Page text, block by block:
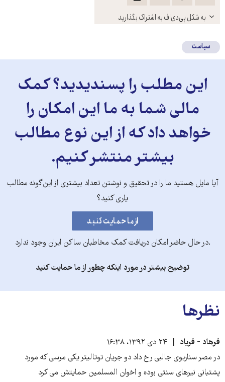
باز
کنید
به شکل پی‌دی‌اف به اشتراک بگذارید
سیاست
این مطلب را پسندیدید؟ کمک
مالی شما به ما این امکان را
خواهد داد که از این نوع مطالب
بیشتر منتشر کنیم.
آیا مایل هستید ما را در تحقیق و نوشتن تعداد بیشتری از این‌گونه مطالب
یاری کنید؟
.در حال حاضر امکان دریافت کمک مخاطبان ساکن ایران وجود ندارد
توضیح بیشتر در مورد اینکه چطور از ما حمایت کنید
نظرها
فرهاد - فریاد
۲۴ دی ۱۳۹۲، ۱۶:۳۸
در مصر سناریوی جالبی رخ داد دو جریان توتالیتر یکی مرسی که مورد
پشتبانی نیرهای سنتی بوده و اخوان المسلمین حمایتش می کرد